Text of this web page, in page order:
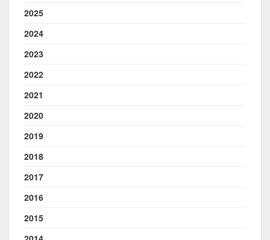
2025
2024
2023
2022
2021
2020
2019
2018
2017
2016
2015